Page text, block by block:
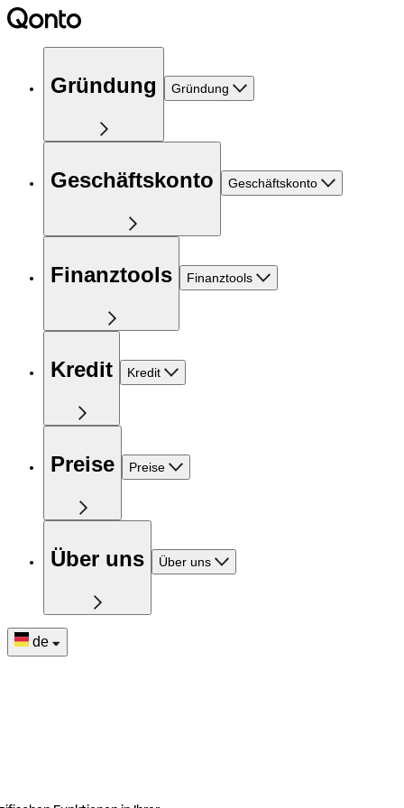
Gründung Gründung
Geschäftskonto Geschäftskonto
Finanztools Finanztools
Kredit Kredit
Preise Preise
Über uns Über uns
de